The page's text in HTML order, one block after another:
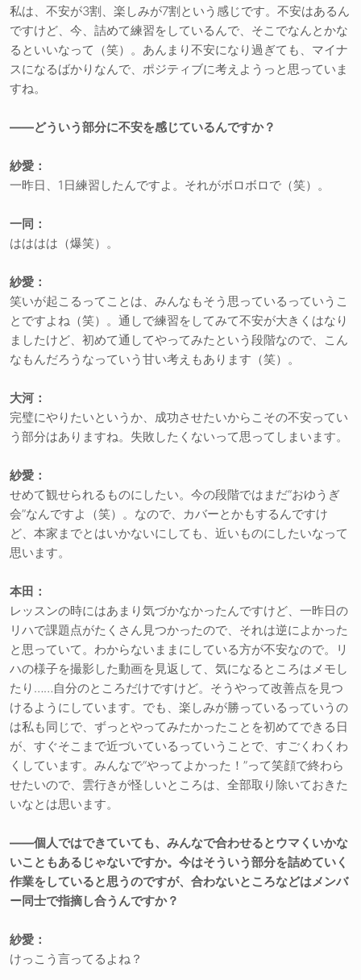
私は、不安が3割、楽しみが7割という感じです。不安はあるん
ですけど、今、詰めて練習をしているんで、そこでなんとかな
るといいなって（笑）。あんまり不安になり過ぎても、マイナ
スになるばかりなんで、ポジティブに考えようっと思っていま
すね。
――どういう部分に不安を感じているんですか？
紗愛：
一昨日、1日練習したんですよ。それがボロボロで（笑）。
一同：
はははは（爆笑）。
紗愛：
笑いが起こるってことは、みんなもそう思っているっていうこ
とですよね（笑）。通しで練習をしてみて不安が大きくはなり
ましたけど、初めて通してやってみたという段階なので、こん
なもんだろうなっていう甘い考えもあります（笑）。
大河：
完璧にやりたいというか、成功させたいからこその不安ってい
う部分はありますね。失敗したくないって思ってしまいます。
紗愛：
せめて観せられるものにしたい。今の段階ではまだ“おゆうぎ
会”なんですよ（笑）。なので、カバーとかもするんですけ
ど、本家までとはいかないにしても、近いものにしたいなって
思います。
本田：
レッスンの時にはあまり気づかなかったんですけど、一昨日の
リハで課題点がたくさん見つかったので、それは逆によかった
と思っていて。わからないままにしている方が不安なので。リ
ハの様子を撮影した動画を見返して、気になるところはメモし
たり……自分のところだけですけど。そうやって改善点を見つ
けるようにしています。でも、楽しみが勝っているっていうの
は私も同じで、ずっとやってみたかったことを初めてできる日
が、すぐそこまで近づいているっていうことで、すごくわくわ
くしています。みんなで“やってよかった！”って笑顔で終わら
せたいので、雲行きが怪しいところは、全部取り除いておきた
いなとは思います。
――個人ではできていても、みんなで合わせるとウマくいかな
いこともあるじゃないですか。今はそういう部分を詰めていく
作業をしていると思うのですが、合わないところなどはメンバ
ー同士で指摘し合うんですか？
紗愛：
けっこう言ってるよね？